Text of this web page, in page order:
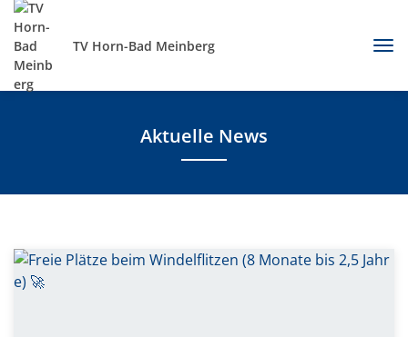
TV Horn-Bad Meinberg
Aktuelle News